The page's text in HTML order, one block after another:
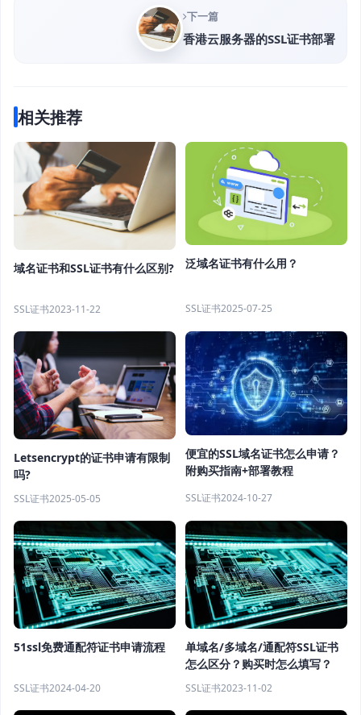
下一篇
香港云服务器的SSL证书部署
相关推荐
域名证书和SSL证书有什么区别?
SSL证书2023-11-22
泛域名证书有什么用？
SSL证书2025-07-25
Letsencrypt的证书申请有限制
吗?
SSL证书2025-05-05
便宜的SSL域名证书怎么申请？
附购买指南+部署教程
SSL证书2024-10-27
51ssl免费通配符证书申请流程
SSL证书2024-04-20
单域名/多域名/通配符SSL证书
怎么区分？购买时怎么填写？
SSL证书2023-11-02